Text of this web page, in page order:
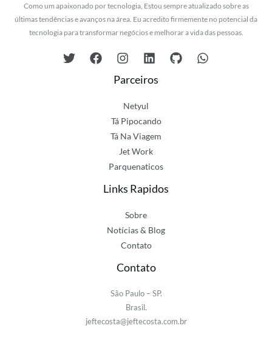
Como um apaixonado por tecnologia, Estou sempre atualizado sobre as
últimas tendências e avanços na área. Eu acredito firmemente no potencial da
tecnologia para transformar negócios e melhorar a vida das pessoas.
Parceiros
Netyul
Tá Pipocando
Tá Na Viagem
Jet Work
Parquenaticos
Links Rapidos
Sobre
Notícias & Blog
Contato
Contato
São Paulo – SP.
Brasil.
jeftecosta@jeftecosta.com.br